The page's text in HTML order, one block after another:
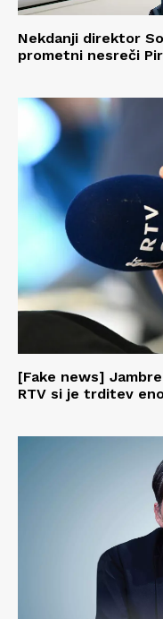
Nekdanji direktor
prometni nesreči
[Fake news]
RTV si je trditev